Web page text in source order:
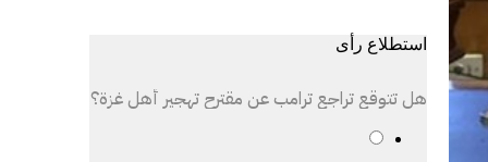
استطلاع رأى
هل تتوقع تراجع ترامب عن مقترح تهجير أهل غزة؟